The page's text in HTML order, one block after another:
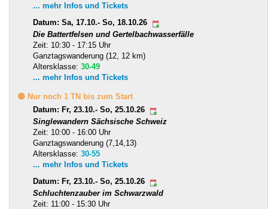
... mehr Infos und Tickets
Datum: Sa, 17.10.- So, 18.10.26
Die Battertfelsen und Gertelbachwasserfälle
Zeit: 10:30 - 17:15 Uhr
Ganztagswanderung (12, 12 km)
Altersklasse: 30-49
... mehr Infos und Tickets
🟡 Nur noch 1 TN bis zum Start
Datum: Fr, 23.10.- So, 25.10.26
Singlewandern Sächsische Schweiz
Zeit: 10:00 - 16:00 Uhr
Ganztagswanderung (7,14,13)
Altersklasse: 30-55
... mehr Infos und Tickets
Datum: Fr, 23.10.- So, 25.10.26
Schluchtenzauber im Schwarzwald
Zeit: 11:00 - 15:30 Uhr